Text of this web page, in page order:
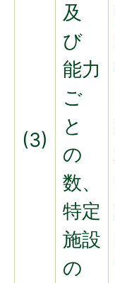
(3)
及
び
能力
ご
と
の
数、
特定
施設
の